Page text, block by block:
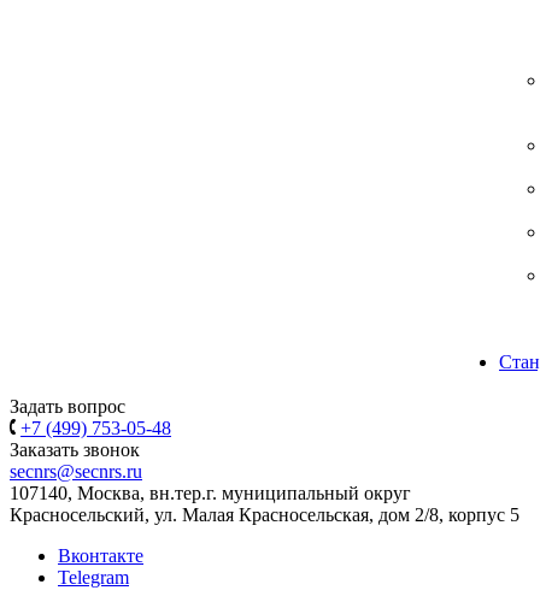
Задать вопрос
+7 (499) 753-05-48
Заказать звонок
secnrs@secnrs.ru
107140, Москва, вн.тер.г. муниципальный округ
Красносельский, ул. Малая Красносельская, дом 2/8, корпус 5
Вконтакте
Telegram